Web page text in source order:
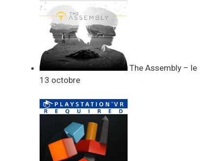
The Assembly – le
13 octobre